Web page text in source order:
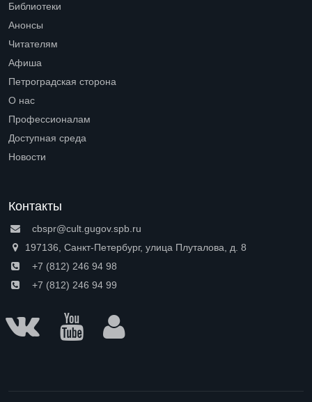
Библиотеки
Анонсы
Читателям
Афиша
Петроградская сторона
О нас
Профессионалам
Доступная среда
Новости
Контакты
cbspr@cult.gugov.spb.ru
197136, Санкт-Петербург, улица Плуталова, д. 8
+7 (812) 246 94 98
+7 (812) 246 94 99